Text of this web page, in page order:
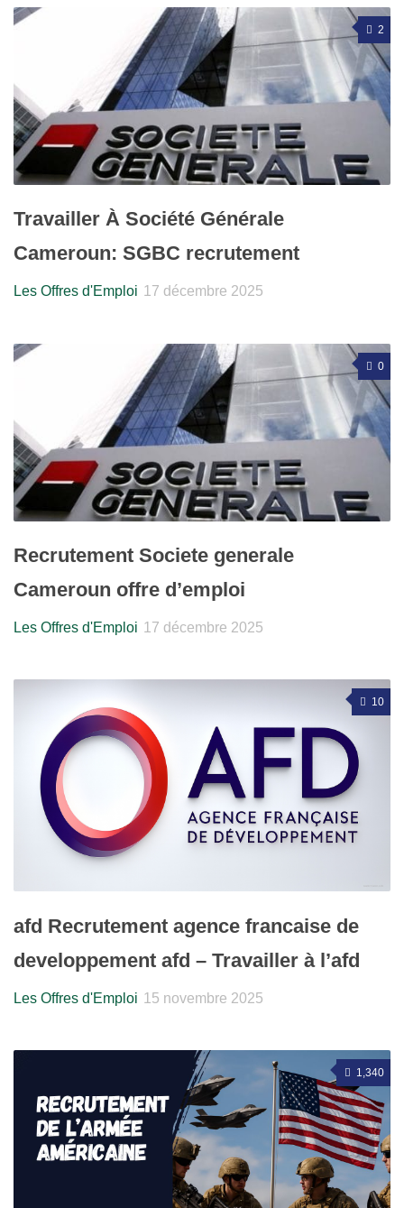
2
Travailler À Société Générale
Cameroun: SGBC recrutement
Les Offres d'Emploi 17 décembre 2025
0
Recrutement Societe generale
Cameroun offre d’emploi
Les Offres d'Emploi 17 décembre 2025
10
afd Recrutement agence francaise de
developpement afd – Travailler à l’afd
Les Offres d'Emploi 15 novembre 2025
1,340